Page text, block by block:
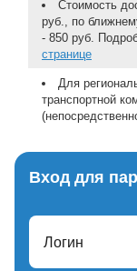
Стоимость
руб., по
- 850 руб.
странице
Для
транспортной
Вход для
Логин